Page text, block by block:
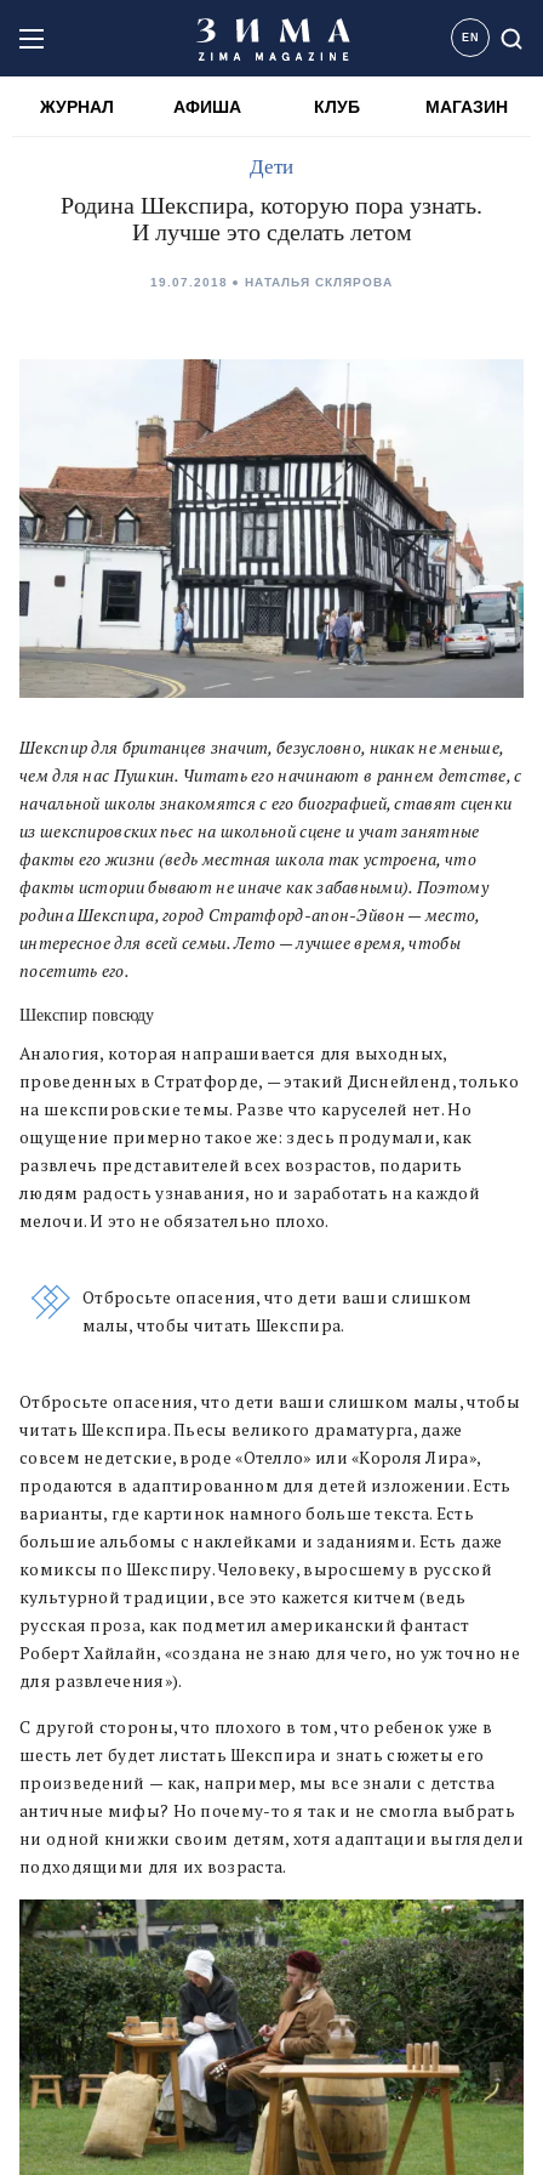
EN
ЖУРНАЛ АФИША КЛУБ МАГАЗИН
Дети
Родина Шекспира, которую пора узнать.
И лучше это сделать летом
19.07.2018 НАТАЛЬЯ СКЛЯРОВА
Шекспир для британцев значит, безусловно, никак не меньше,
чем для нас Пушкин. Читать его начинают в раннем детстве, с
начальной школы знакомятся с его биографией, ставят сценки
из шекспировских пьес на школьной сцене и учат занятные
факты его жизни (ведь местная школа так устроена, что
факты истории бывают не иначе как забавными). Поэтому
родина Шекспира, город Стратфорд-апон-Эйвон — место,
интересное для всей семьи. Лето — лучшее время, чтобы
посетить его.
Шекспир повсюду
Аналогия, которая напрашивается для выходных,
проведенных в Стратфорде, —этакий Диснейленд, только
на шекспировские темы. Разве что каруселей нет. Но
ощущение примерно такое же: здесь продумали, как
развлечь представителей всех возрастов, подарить
людям радость узнавания, но и заработать на каждой
мелочи. И это не обязательно плохо.
Отбросьте опасения, что дети ваши слишком
малы, чтобы читать Шекспира.
Отбросьте опасения, что дети ваши слишком малы, чтобы
читать Шекспира. Пьесы великого драматурга, даже
совсем недетские, вроде «Отелло» или «Короля Лира»,
продаются в адаптированном для детей изложении. Есть
варианты, где картинок намного больше текста. Есть
большие альбомы с наклейками и заданиями. Есть даже
комиксы по Шекспиру. Человеку, выросшему в русской
культурной традиции, все это кажется китчем (ведь
русская проза, как подметил американский фантаст
Роберт Хайлайн, «создана не знаю для чего, но уж точно не
для развлечения»).
С другой стороны, что плохого в том, что ребенок уже в
шесть лет будет листать Шекспира и знать сюжеты его
произведений — как, например, мы все знали с детства
античные мифы? Но почему-то я так и не смогла выбрать
ни одной книжки своим детям, хотя адаптации выглядели
подходящими для их возраста.